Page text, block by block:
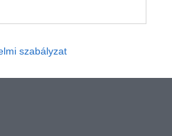
szabályzat